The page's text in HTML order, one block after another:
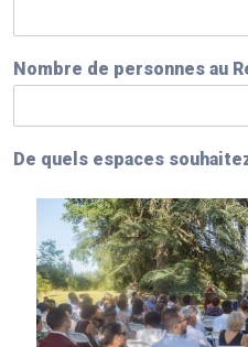
Nombre de personnes au
De quels espaces